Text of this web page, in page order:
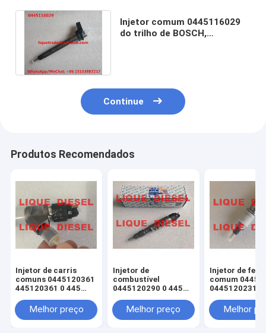
Injetor comum 0445116029
do trilho de BOSCH,
Continue
Produtos Recomendados
Injetor de carris
comuns 0445120361
445120361 0 445
Melhor preço
Injetor de
combustível
0445120290 0 445
1112100A-A38
L47001112100AA38
Melhor preço
Injetor de
comum
0445120231 0
231 para
3976372
Melhor